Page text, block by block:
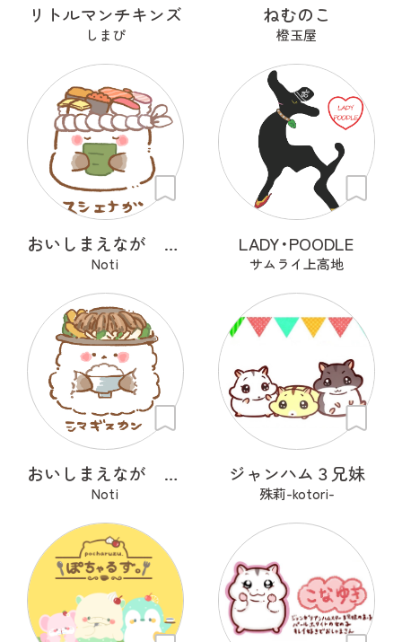
リトルマンチキンズ
しまぴ
ねむのこ
橙玉屋
おいしまえなが その１
Noti
LADY･POODLE
サムライ上高地
おいしまえなが その２
Noti
ジャンハム３兄妹
殊莉-kotori-